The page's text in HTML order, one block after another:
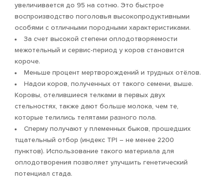
увеличивается до 95 на сотню. Это быстрое
воспроизводство поголовья высокопродуктивными
особями с отличными породными характеристиками.
За счет высокой степени оплодотворяемости
межотельный и сервис-период у коров становится
короче.
Меньше процент мертворождений и трудных отёлов.
Надои коров, полученных от такого семени, выше.
Коровы, отелившиеся телками в первых двух
стельностях, также дают больше молока, чем те,
которые телились телятами разного пола.
Сперму получают у племенных быков, прошедших
тщательный отбор (индекс TPI – не менее 2200
пунктов). Использование такого материала для
оплодотворения позволяет улучшить генетический
потенциал стада.